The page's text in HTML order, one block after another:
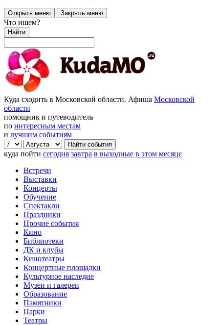
Открыть меню Закрыть меню
Что ищем?
Найти
Куда сходить в Московской области. Афиша Московской
области
помощник и путеводитель
по интересным местам
и лучшим событиям
куда пойти сегодня завтра в выходные в этом месяце
Встречи
Выставки
Концерты
Обучение
Спектакли
Праздники
Прочие события
Кино
Библиотеки
ДК и клубы
Кинотеатры
Концертные площадки
Культурное наследие
Музеи и галереи
Образование
Памятники
Парки
Театры